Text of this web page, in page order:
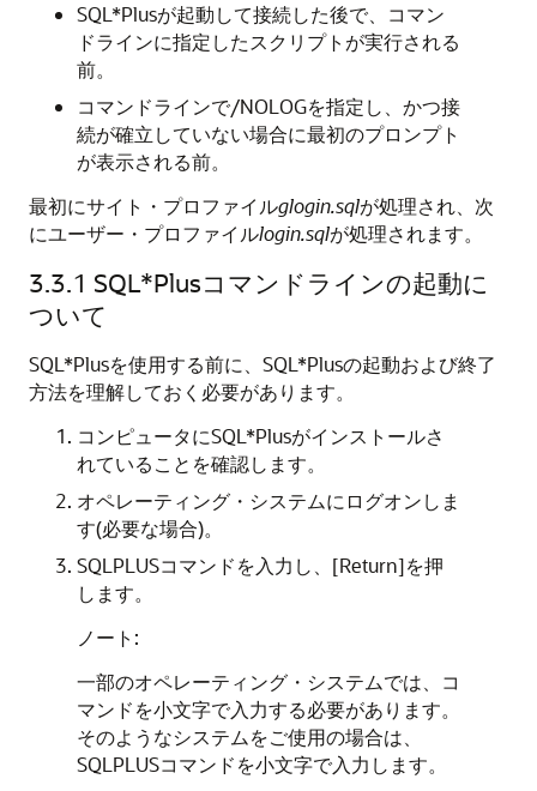
SQL*Plusが起動して接続した後で、コマン
ドラインに指定したスクリプトが実行される
前。
コマンドラインで/NOLOGを指定し、かつ接
続が確立していない場合に最初のプロンプト
が表示される前。
最初にサイト・プロファイルglogin.sqlが処理され、次
にユーザー・プロファイルlogin.sqlが処理されます。
3.3.1 SQL*Plusコマンドラインの起動に
ついて
SQL*Plusを使用する前に、SQL*Plusの起動および終了
方法を理解しておく必要があります。
コンピュータにSQL*Plusがインストールさ
れていることを確認します。
オペレーティング・システムにログオンしま
す(必要な場合)。
SQLPLUSコマンドを入力し、[Return]を押
します。
ノート:
一部のオペレーティング・システムでは、コ
マンドを小文字で入力する必要があります。
そのようなシステムをご使用の場合は、
SQLPLUSコマンドを小文字で入力します。